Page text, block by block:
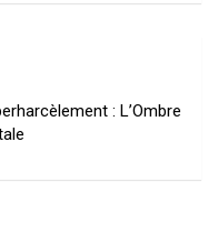
: L’Ombre